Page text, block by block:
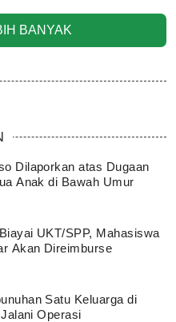
BANYAK
Dilaporkan atas Dugaan
Anak di Bawah Umur
UKT/SPP, Mahasiswa
Akan Direimburse
Satu Keluarga di
Operasi